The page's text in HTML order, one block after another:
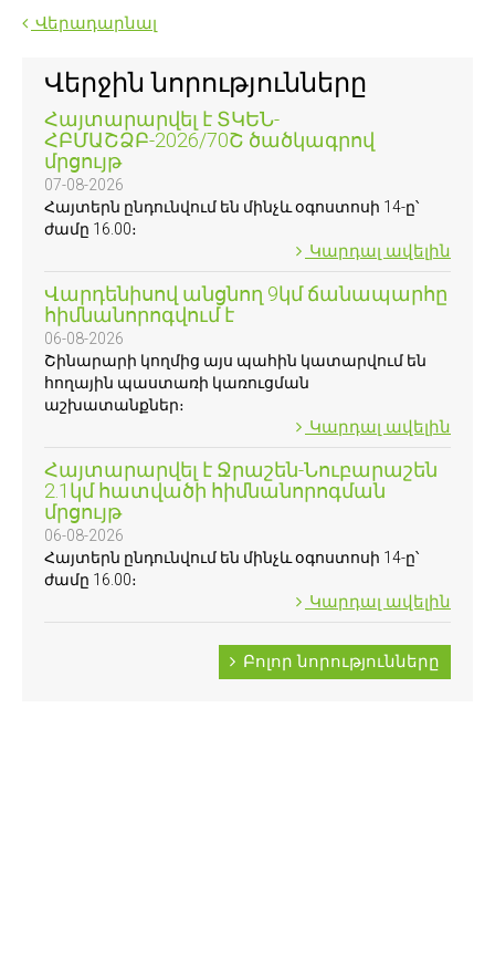
Վերադարնալ
Վերջին նորությունները
Հայտարարվել է ՏԿԵՆ-
ՀԲՄԱՇՁԲ-2026/70Շ ծածկագրով
մրցույթ
07-08-2026
Հայտերն ընդունվում են մինչև օգոստոսի 14-ը՝
ժամը 16.00։
Կարդալ ավելին
Վարդենիսով անցնող 9կմ ճանապարհը
հիմնանորոգվում է
06-08-2026
Շինարարի կողմից այս պահին կատարվում են
հողային պաստառի կառուցման
աշխատանքներ։
Կարդալ ավելին
Հայտարարվել է Ջրաշեն-Նուբարաշեն
2.1կմ հատվածի հիմնանորոգման
մրցույթ
06-08-2026
Հայտերն ընդունվում են մինչև օգոստոսի 14-ը՝
ժամը 16.00։
Կարդալ ավելին
Բոլոր նորությունները